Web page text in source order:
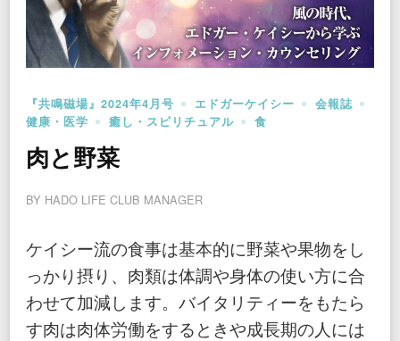
『共鳴磁場』2024年4月号 エドガーケイシー
会報誌
健康・医学
癒し・スピリチュアル 食
肉と野菜
BY HADO LIFE CLUB MANAGER
ケイシー流の食事は基本的に野菜や果物をし
っかり摂り、肉類は体調や身体の使い方に合
わせて加減します。バイタリティーをもたら
す肉は肉体労働をするときや成長期の人には